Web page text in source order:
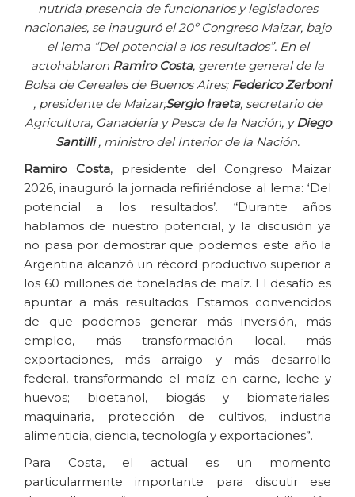
nutrida presencia de funcionarios y legisladores
nacionales, se inauguró el 20º Congreso Maizar, bajo
el lema “Del potencial a los resultados”. En el
actohablaron Ramiro Costa, gerente general de la
Bolsa de Cereales de Buenos Aires;Federico Zerboni
, presidente de Maizar;Sergio Iraeta, secretario de
Agricultura, Ganadería y Pesca de la Nación, yDiego
Santilli, ministro del Interior de la Nación.
Ramiro Costa, presidente del Congreso Maizar
2026, inauguró la jornada refiriéndose al lema: ‘Del
potencial a los resultados’. “Durante años
hablamos de nuestro potencial, y la discusión ya
no pasa por demostrar que podemos: este año la
Argentina alcanzó un récord productivo superior a
los 60 millones de toneladas de maíz. El desafío es
apuntar a más resultados. Estamos convencidos
de que podemos generar más inversión, más
empleo, más transformación local, más
exportaciones, más arraigo y más desarrollo
federal, transformando el maíz en carne, leche y
huevos; bioetanol, biogás y biomateriales;
maquinaria, protección de cultivos, industria
alimenticia, ciencia, tecnología y exportaciones”.
Para Costa, el actual es un momento
particularmente importante para discutir ese